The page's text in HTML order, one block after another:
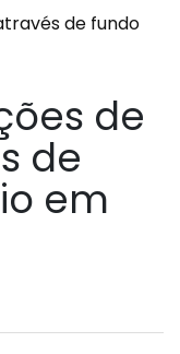
de
de
em